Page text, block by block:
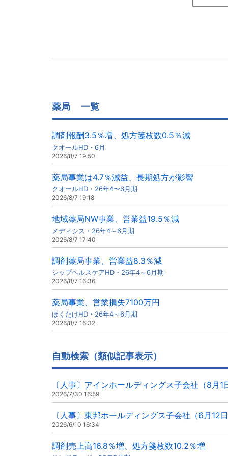
薬局 一覧
調剤報酬3.5％増、処方箋枚数0.5％減
クオールHD・6月
2026/8/7 19:50
薬局事業は4.7％減益、長期処方が影響
クオールHD・26年4〜6月期
2026/8/7 19:18
地域薬局NW事業、営業益19.5％減
メディシス・26年4～6月期
2026/8/7 17:40
調剤薬局事業、営業益8.3％減
シップヘルスケアHD・26年4～6月期
2026/8/7 16:36
薬局事業、営業損失7100万円
ほくたけHD・26年4～6月期
2026/8/7 16:32
自動検索（類似記事表示）
〔人事〕アインホールディングス子会社（8月1
2026/7/30 16:59
〔人事〕東邦ホールディングス子会社（6月12日
2026/6/10 16:34
調剤売上高16.8％増、処方箋枚数10.2％増